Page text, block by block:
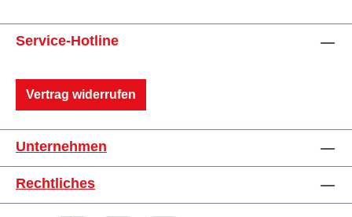
Service-Hotline
Vertrag widerrufen
Unternehmen
Rechtliches